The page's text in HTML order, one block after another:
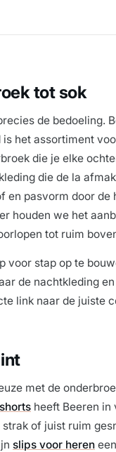
tot sok
de bedoeling.
het assortiment
die je elke
die de la
en pasvorm door de
houden we het
tot ruim
voor stap op te
de nachtkleding
link naar de juiste
met de
heeft Beeren
of juist ruim
slips voor heren